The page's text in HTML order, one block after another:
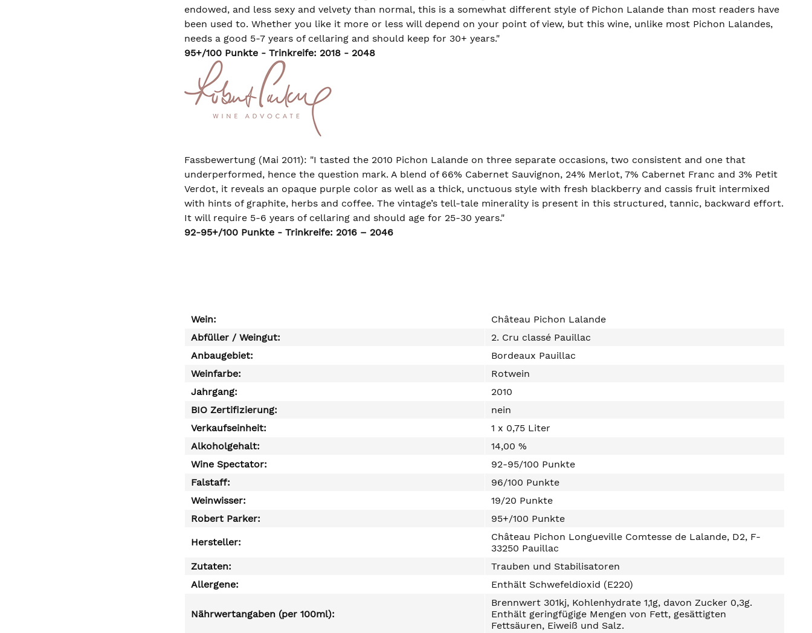
endowed, and less sexy and velvety than normal, this is a somewhat different style of Pichon Lalande than most readers have
been used to. Whether you like it more or less will depend on your point of view, but this wine, unlike most Pichon Lalandes,
needs a good 5-7 years of cellaring and should keep for 30+ years."
95+/100 Punkte - Trinkreife: 2018 - 2048
Fassbewertung (Mai 2011): "I tasted the 2010 Pichon Lalande on three separate occasions, two consistent and one that
underperformed, hence the question mark. A blend of 66% Cabernet Sauvignon, 24% Merlot, 7% Cabernet Franc and 3% Petit
Verdot, it reveals an opaque purple color as well as a thick, unctuous style with fresh blackberry and cassis fruit intermixed
with hints of graphite, herbs and coffee. The vintage’s tell-tale minerality is present in this structured, tannic, backward effort.
It will require 5-6 years of cellaring and should age for 25-30 years."
92-95+/100 Punkte - Trinkreife: 2016 – 2046
Wein:
Château Pichon Lalande
Abfüller / Weingut:
2. Cru classé Pauillac
Anbaugebiet:
Bordeaux Pauillac
Weinfarbe:
Rotwein
Jahrgang:
2010
BIO Zertifizierung:
nein
Verkaufseinheit:
1 x 0,75 Liter
Alkoholgehalt:
14,00 %
Wine Spectator:
92-95/100 Punkte
Falstaff:
96/100 Punkte
Weinwisser:
19/20 Punkte
Robert Parker:
95+/100 Punkte
Hersteller:
Château Pichon Longueville Comtesse de Lalande, D2, F-
33250 Pauillac
Zutaten:
Trauben und Stabilisatoren
Allergene:
Enthält Schwefeldioxid (E220)
Nährwertangaben (per 100ml):
Brennwert 301kj, Kohlenhydrate 1,1g, davon Zucker 0,3g.
Enthält geringfügige Mengen von Fett, gesättigten
Fettsäuren, Eiweiß und Salz.